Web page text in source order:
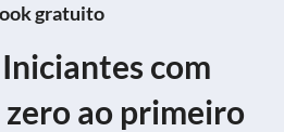
gratuito
com
ao primeiro